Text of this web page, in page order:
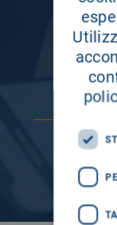
ISCRIVITI